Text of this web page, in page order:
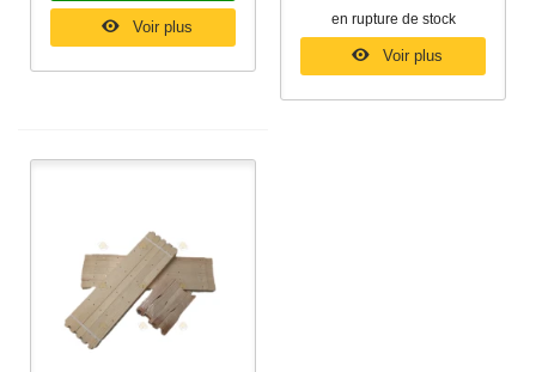
Voir plus en rupture de stock
Voir plus